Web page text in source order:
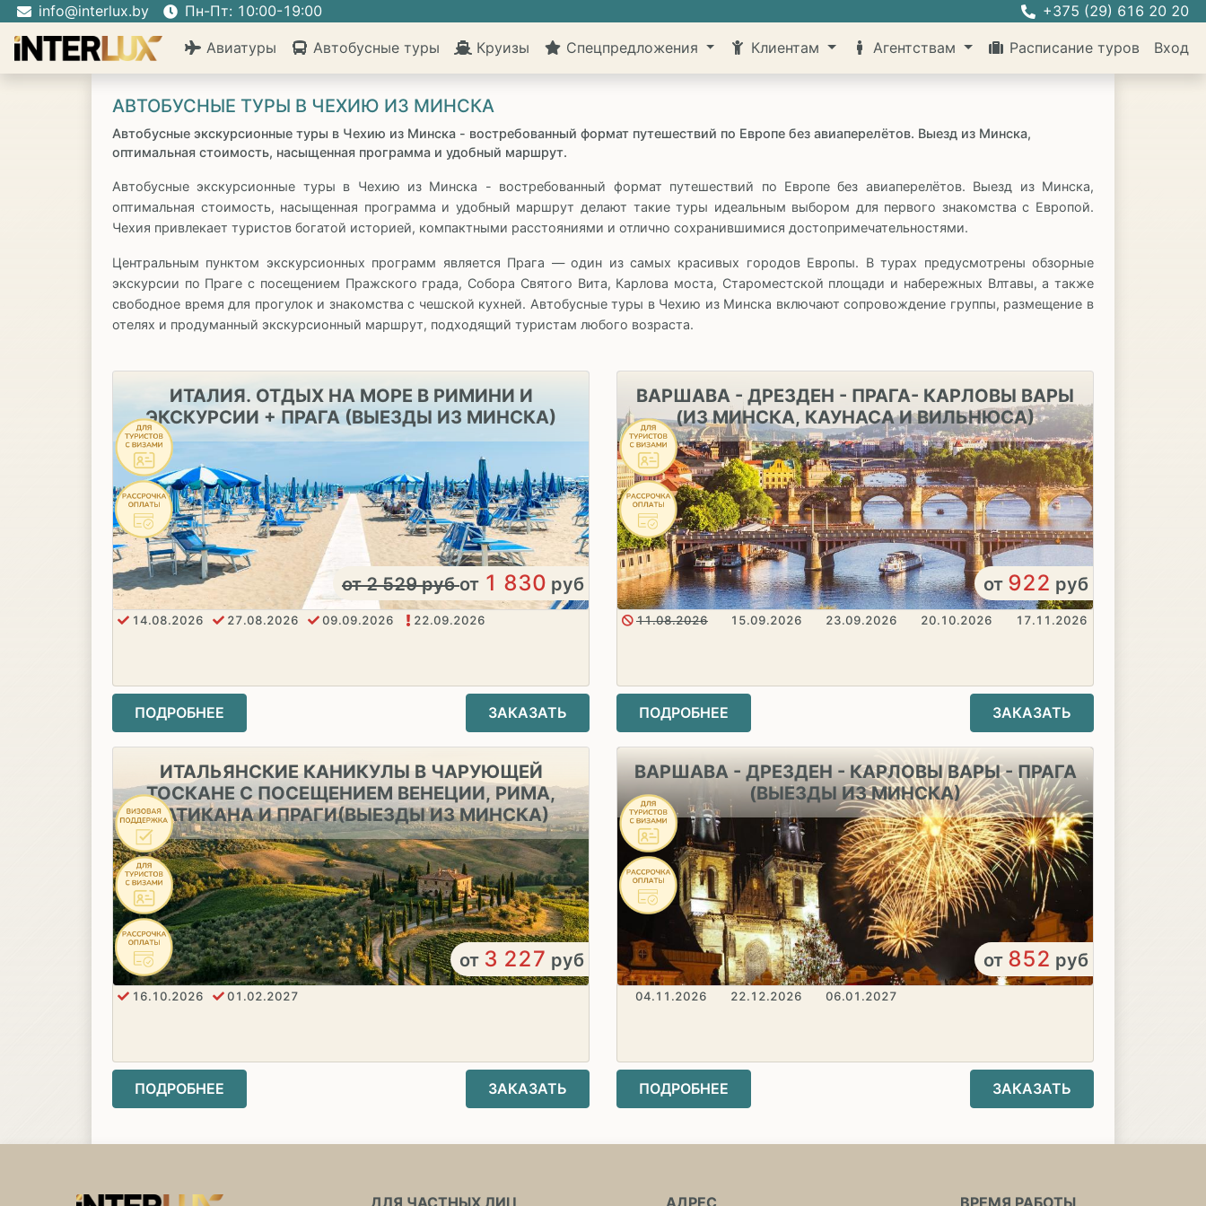
info@interlux.by Пн-Пт: 10:00-19:00 +375 (29) 616 20 20
Авиатуры Автобусные туры Круизы Спецпредложения Клиентам Агентствам Расписание туров Вход
АВТОБУСНЫЕ ТУРЫ В ЧЕХИЮ ИЗ МИНСКА
Автобусные экскурсионные туры в Чехию из Минска - востребованный формат путешествий по Европе без авиаперелётов. Выезд из Минска,
оптимальная стоимость, насыщенная программа и удобный маршрут.
Автобусные экскурсионные туры в Чехию из Минска - востребованный формат путешествий по Европе без авиаперелётов. Выезд из Минска,
оптимальная стоимость, насыщенная программа и удобный маршрут делают такие туры идеальным выбором для первого знакомства с Европой.
Чехия привлекает туристов богатой историей, компактными расстояниями и отлично сохранившимися достопримечательностями.
Центральным пунктом экскурсионных программ является Прага — один из самых красивых городов Европы. В турах предусмотрены обзорные
экскурсии по Праге с посещением Пражского града, Собора Святого Вита, Карлова моста, Староместской площади и набережных Влтавы, а также
свободное время для прогулок и знакомства с чешской кухней. Автобусные туры в Чехию из Минска включают сопровождение группы, размещение в
отелях и продуманный экскурсионный маршрут, подходящий туристам любого возраста.
ИТАЛИЯ. ОТДЫХ НА МОРЕ В РИМИНИ И
ЭКСКУРСИИ + ПРАГА (ВЫЕЗДЫ ИЗ МИНСКА)
от2 529рубот 1 830 руб
14.08.2026 27.08.2026 09.09.2026 22.09.2026
ПОДРОБНЕЕ ЗАКАЗАТЬ
ВАРШАВА - ДРЕЗДЕН - ПРАГА- КАРЛОВЫ ВАРЫ
(ИЗ МИНСКА, КАУНАСА И ВИЛЬНЮСА)
от 922 руб
11.08.2026 15.09.2026 23.09.2026 20.10.2026 17.11.2026
ПОДРОБНЕЕ ЗАКАЗАТЬ
ИТАЛЬЯНСКИЕ КАНИКУЛЫ В ЧАРУЮЩЕЙ
ТОСКАНЕ С ПОСЕЩЕНИЕМ ВЕНЕЦИИ, РИМА,
ВАТИКАНА И ПРАГИ(ВЫЕЗДЫ ИЗ МИНСКА)
от 3 227 руб
16.10.2026 01.02.2027
ПОДРОБНЕЕ ЗАКАЗАТЬ
ВАРШАВА - ДРЕЗДЕН - КАРЛОВЫ ВАРЫ - ПРАГА
(ВЫЕЗДЫ ИЗ МИНСКА)
от 852 руб
04.11.2026 22.12.2026 06.01.2027
ПОДРОБНЕЕ ЗАКАЗАТЬ
ДЛЯ ЧАСТНЫХ ЛИЦ АДРЕС ВРЕМЯ РАБОТЫ